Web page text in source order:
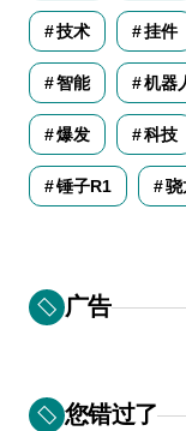
技术 挂件
智能 机器
爆发 科技
锤子R1 骁
广告
您错过了